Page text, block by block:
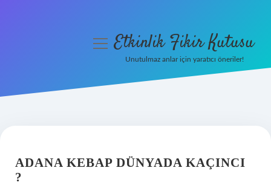
Hakkımızda
menüyüEtkinlik Fikir Kutusu
Unutulmaz anlar için yaratıcı öneriler!
ADANA KEBAP DÜNYADA KAÇINCI
?